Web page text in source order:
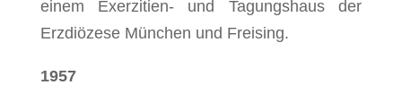
einem Exerzitien- und Tagungshaus der
Erzdiözese München und Freising.
1957